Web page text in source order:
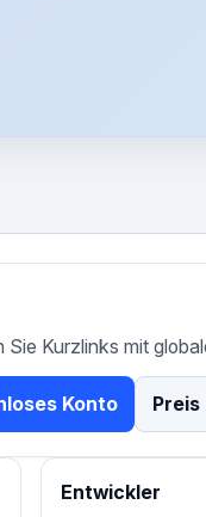
Sie Kurzlinks mit
Konto Preis
Entwickler